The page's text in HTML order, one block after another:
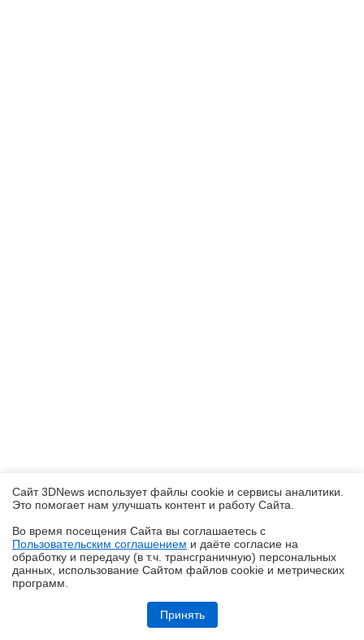
Кремний-углеродные батареи становятся массовыми
Сайт 3DNews использует файлы cookie и сервисы аналитики.
Это помогает нам улучшать контент и работу Cайта.
Во время посещения Cайта вы соглашаетесь с
Пользовательским соглашением и даёте согласие на
обработку и передачу (в т.ч. трансграничную) персональных
данных, использование Cайтом файлов cookie и метрических
программ.
Принять